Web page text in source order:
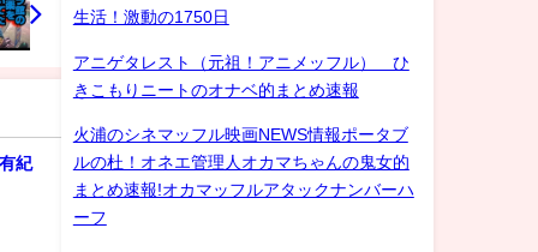
紀
生活！激動の1750日
アニゲタレスト（元祖！アニメッフル） ひ
きこもりニートのオナベ的まとめ速報
火浦のシネマッフル映画NEWS情報ポータブ
ルの杜！オネエ管理人オカマちゃんの鬼女的
まとめ速報!オカマッフルアタックナンバーハ
ーフ